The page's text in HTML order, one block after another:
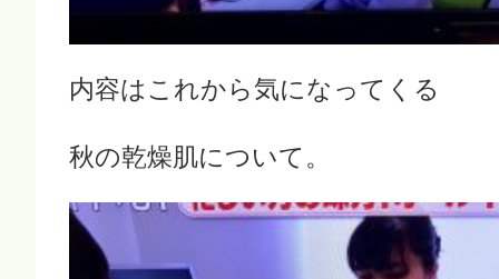
内容はこれから気になってくる
秋の乾燥肌について。